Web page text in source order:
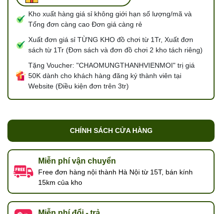
Kho xuất hàng giá sỉ không giới hạn số lượng/mã và
Tổng đơn càng cao Đơn giá càng rẻ
Xuất đơn giá sỉ TỪNG KHO đồ chơi từ 1Tr, Xuất đơn
sách từ 1Tr (Đơn sách và đơn đồ chơi 2 kho tách riêng)
Tặng Voucher: "CHAOMUNGTHANHVIENMOI" trị giá
50K dành cho khách hàng đăng ký thành viên tại
Website (Điều kiện đơn trên 3tr)
CHÍNH SÁCH CỬA HÀNG
Miễn phí vận chuyển
Free đơn hàng nội thành Hà Nội từ 15T, bán kính
15km của kho